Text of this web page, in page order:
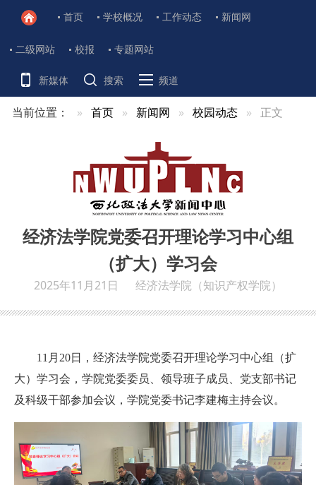
首页 学校概况 工作动态 新闻网
二级网站 校报 专题网站
新媒体 搜索 频道
当前位置： 首页 新闻网 校园动态 正文
经济法学院党委召开理论学习中心组
（扩大）学习会
2025年11月21日 经济法学院（知识产权学院）
11月20日，经济法学院党委召开理论学习中心组
（扩
大）学习会 ， 学院党委委员、领导班子成员、党支部书记
及科级干部参加会议， 学院党委书记李建梅主持会议。